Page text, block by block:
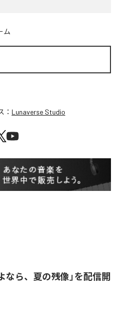
ム
： Lunaverse Studio
なら、夏の残像」を配信開